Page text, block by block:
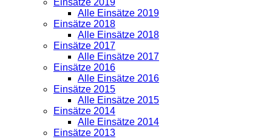
Einsätze 2019
Alle Einsätze 2019
Einsätze 2018
Alle Einsätze 2018
Einsätze 2017
Alle Einsätze 2017
Einsätze 2016
Alle Einsätze 2016
Einsätze 2015
Alle Einsätze 2015
Einsätze 2014
Alle Einsätze 2014
Einsätze 2013